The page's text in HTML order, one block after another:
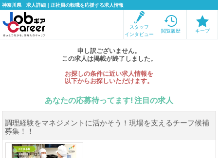
神奈川県 求人詳細｜正社員の転職を応援する求人情報
スタッフ
インタビュー
閲覧履歴 キープ
申し訳ございません。
この求人は掲載が終了しました。
お探しの条件に近い求人情報を
以下からお探しいただけます。
あなたの応募待ってます! 注目の求人
調理経験をマネジメントに活かそう！現場を支えるチーフ候補
募集！！